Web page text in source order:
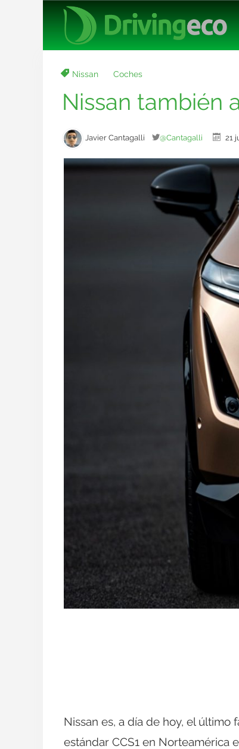
Nissan Coches
Nissan también
Javier Cantagalli @Cantagalli 21
Nissan es, a día de hoy, el
estándar CCS1 en Norteamérica